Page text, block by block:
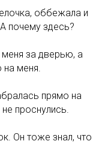
оббежала и
почему здесь?
за дверью, а
меня.
прямо на
проснулись.
Он тоже знал, что